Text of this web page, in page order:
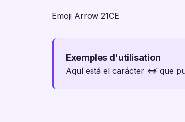
Emoji Arrow 21CE
Exemples d'utilisation
Aquí está el carácter ⇎ que